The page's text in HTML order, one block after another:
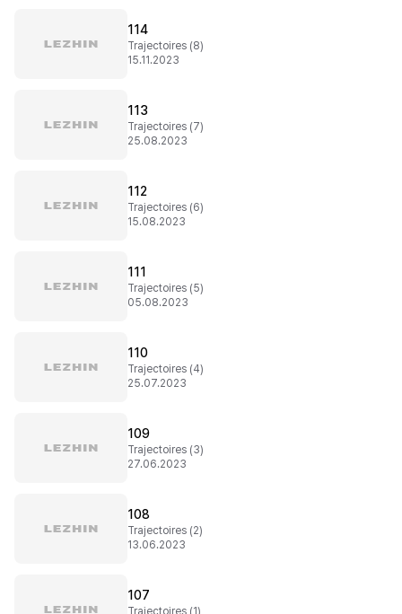
114
Trajectoires (8)
15.11.2023
113
Trajectoires (7)
25.08.2023
112
Trajectoires (6)
15.08.2023
111
Trajectoires (5)
05.08.2023
110
Trajectoires (4)
25.07.2023
109
Trajectoires (3)
27.06.2023
108
Trajectoires (2)
13.06.2023
107
Trajectoires (1)